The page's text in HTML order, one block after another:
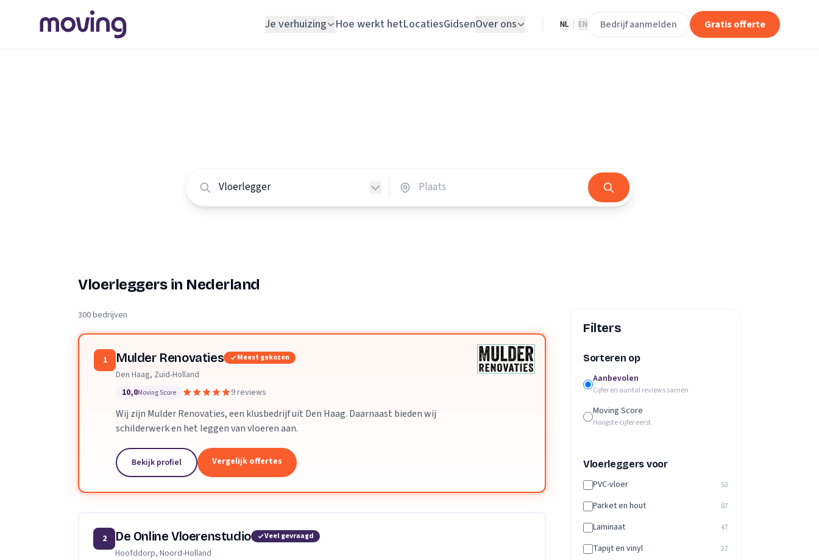
Je verhuizing
Loodgieter
Slotenmaker
Verhuisplanner
Hoe werkt hetLocatiesGidsenOver ons NL EN Bedrijf aanmelden Gratis offerte
Vloerleggers in Nederland
300 bedrijven
1 Mulder Renovaties Meest gekozen
Den Haag, Zuid-Holland
10,0Moving Score 9 reviews
Wij zijn Mulder Renovaties, een klusbedrijf uit Den Haag. Daarnaast bieden wij
schilderwerk en het leggen van vloeren aan.
Bekijk profiel Vergelijk offertes
2 De Online Vloerenstudio Veel gevraagd
Hoofddorp, Noord-Holland
Filters
Sorteren op
Aanbevolen
Cijfer en aantal reviews samen
Moving Score
Hoogste cijfer eerst
Vloerleggers voor
PVC-vloer 53
Parket en hout 87
Laminaat 47
Tapijt en vinyl 27